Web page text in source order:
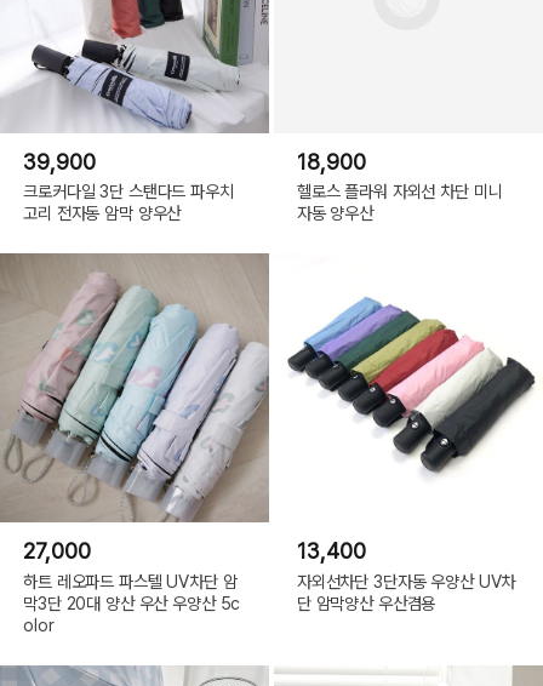
39,900
크로커다일 3단 스탠다드 파우치
고리 전자동 암막 양우산
18,900
헬로스 플라워 자외선 차단 미니
자동 양우산
27,000
하트 레오파드 파스텔 UV차단 암
막3단 20대 양산 우산 우양산 5c
olor
13,400
자외선차단 3단자동 우양산 UV차
단 암막양산 우산겸용